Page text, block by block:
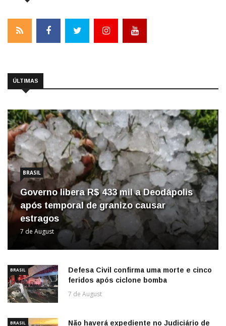
ÚLTIMAS
BRASIL
Governo libera R$ 433 mil a Deodápolis
após temporal de granizo causar
estragos
7 de August
BRASIL
Defesa Civil confirma uma morte e cinco
feridos após ciclone bomba
7 de August
BRASIL
Não haverá expediente no Judiciário de